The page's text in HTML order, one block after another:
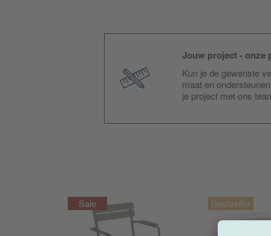
Jouw project - onze
Kun je de gewenste
maat en
je project met ons